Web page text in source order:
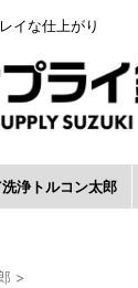
イな仕上がり
浄トルコン太郎
>